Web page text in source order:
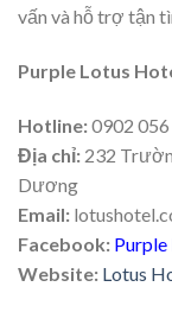
vấn và hỗ trợ tận
Purple Lotus
Hotline:0902
Địa chỉ: 232
Dương
Email:
Facebook:
Website: Lotus